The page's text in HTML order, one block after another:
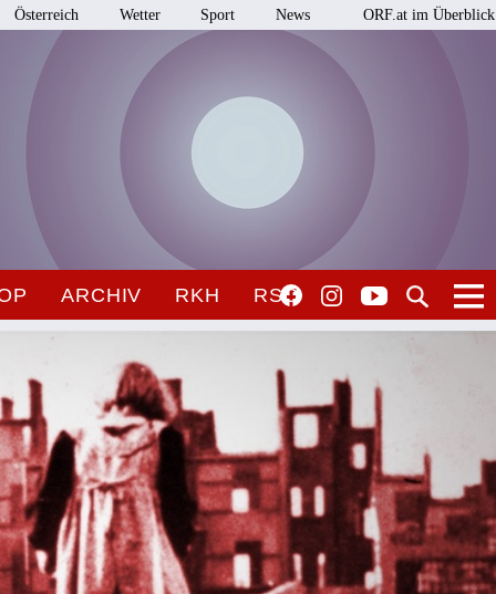
Österreich Wetter Sport News ORF.at im Überblick
ARCHIV RKH RSO